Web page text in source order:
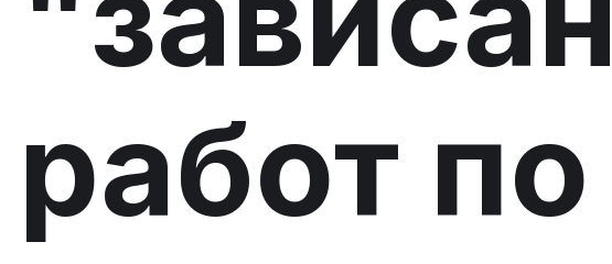
работ по